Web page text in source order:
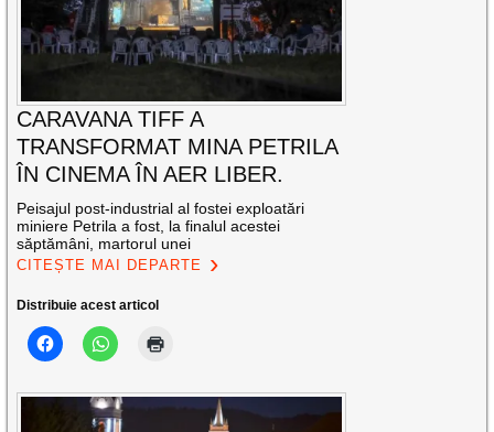
CARAVANA TIFF A
TRANSFORMAT MINA PETRILA
ÎN CINEMA ÎN AER LIBER.
Peisajul post-industrial al fostei exploatări
miniere Petrila a fost, la finalul acestei
săptămâni, martorul unei
CITEȘTE MAI DEPARTE
Distribuie acest articol